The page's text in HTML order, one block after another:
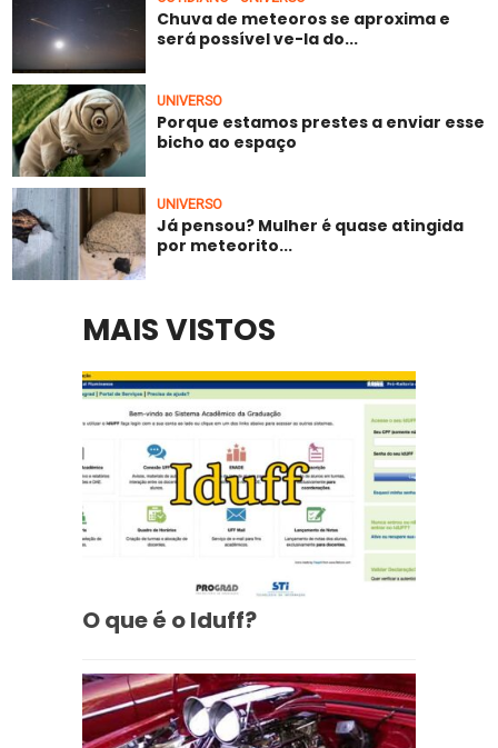
Chuva de meteoros se aproxima e
será possível ve-la do...
UNIVERSO
Porque estamos prestes a enviar esse
bicho ao espaço
UNIVERSO
Já pensou? Mulher é quase atingida
por meteorito...
MAIS VISTOS
O que é o Iduff?